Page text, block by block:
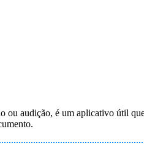
ou audição, é um aplicativo útil